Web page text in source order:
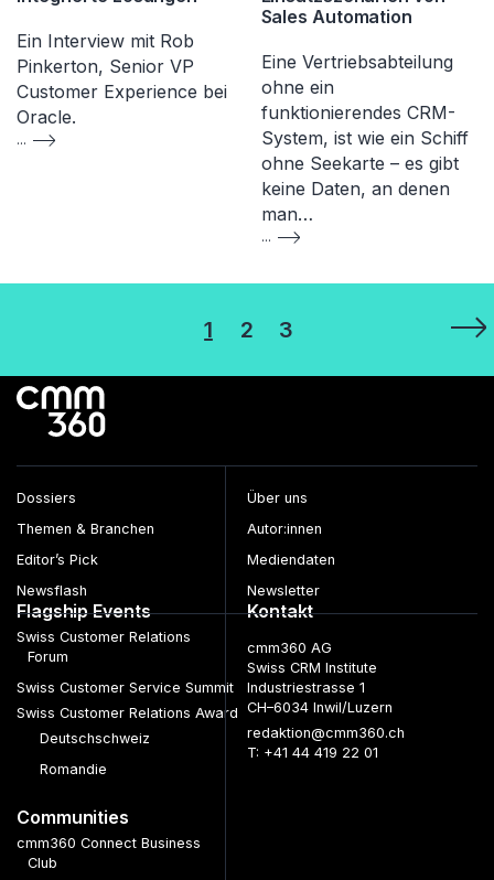
Ein Interview mit Rob
Pinkerton, Senior VP
Customer Experience bei
Oracle.
...
Sales Automation
Eine Vertriebsabteilung
ohne ein
funktionierendes CRM-
System, ist wie ein Schiff
ohne Seekarte – es gibt
keine Daten, an denen
man…
...
Seitennummerierung
der
Beiträge
1 2 3
Dossiers
Themen & Branchen
Editor’s Pick
Newsflash
Über uns
Autor:innen
Mediendaten
Newsletter
Flagship Events
Swiss Customer Relations
Forum
Swiss Customer Service Summit
Swiss Customer Relations Award
Deutschschweiz
Romandie
Communities
cmm360 Connect Business
Club
Kontakt
cmm360 AG
Swiss CRM Institute
Industriestrasse 1
CH–6034 Inwil/Luzern
redaktion@cmm360.ch
T: +41 44 419 22 01